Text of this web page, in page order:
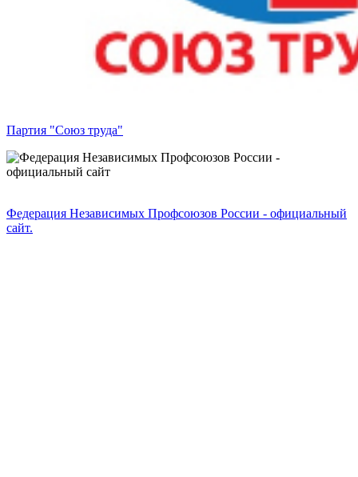
Партия "Союз труда"
Федерация Независимых Профсоюзов России - официальный
сайт.